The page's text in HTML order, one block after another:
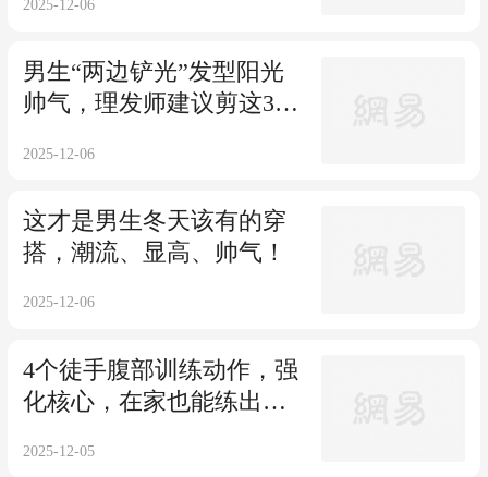
2025-12-06
男生“两边铲光”发型阳光
帅气，理发师建议剪这3
2025-12-06
这才是男生冬天该有的穿
搭，潮流、显高、帅气！
2025-12-06
4个徒手腹部训练动作，强
化核心，在家也能练出腹
2025-12-05